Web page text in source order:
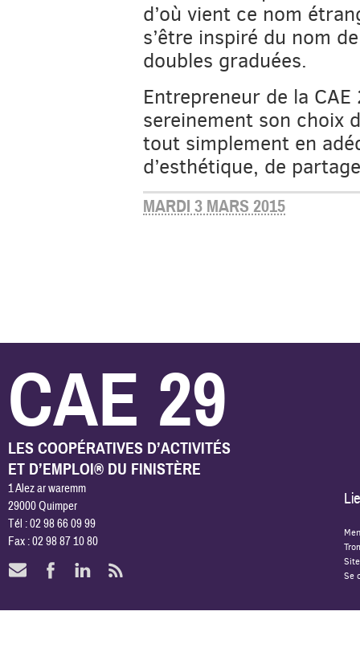
d’où vient ce nom
s’être inspiré du nom
doubles graduées.
Entrepreneur de la
sereinement son choix
tout simplement en
d’esthétique, de
MARDI 3 MARS 2015
CAE 29
LES COOPÉRATIVES D’ACTIVITÉS
ET D’EMPLOI® DU FINISTÈRE
1 Alez ar waremm
29000 Quimper
Tél : 02 98 66 09 99
Fax : 02 98 87 10 80
Se